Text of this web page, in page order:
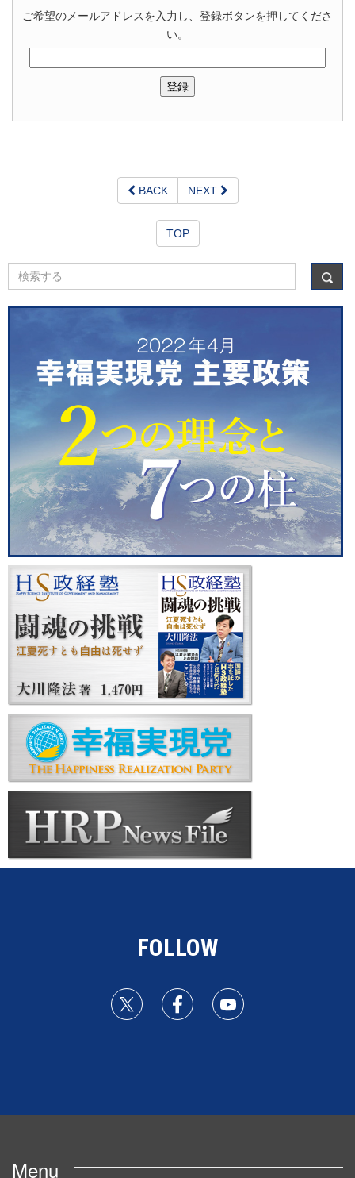
ご希望のメールアドレスを入力し、登録ボタンを押してくださ
い。
BACK NEXT
TOP
FOLLOW
Menu